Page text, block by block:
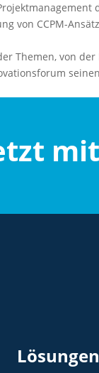
von CCPM-
Themen, von
Lösungen